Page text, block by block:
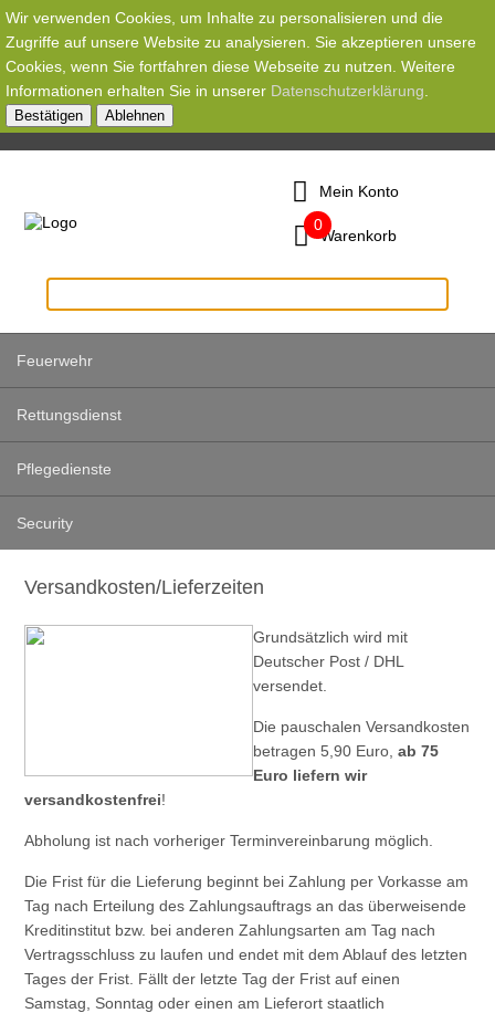
Wir verwenden Cookies, um Inhalte zu personalisieren und die
Zugriffe auf unsere Website zu analysieren. Sie akzeptieren unsere
Cookies, wenn Sie fortfahren diese Webseite zu nutzen. Weitere
Informationen erhalten Sie in unserer Datenschutzerklärung
Bestätigen Ablehnen
Mein Konto
0
Warenkorb
Feuerwehr
Rettungsdienst
Pflegedienste
Security
Versandkosten/Lieferzeiten
Grundsätzlich wird mit
Deutscher Post / DHL
versendet.
Die pauschalen Versandkosten
betragen 5,90 Euro,ab 75
Euro liefern wir
versandkostenfrei!
Abholung ist nach vorheriger Terminvereinbarung möglich.
Die Frist für die Lieferung beginnt bei Zahlung per Vorkasse am
Tag nach Erteilung des Zahlungsauftrags an das überweisende
Kreditinstitut bzw. bei anderen Zahlungsarten am Tag nach
Vertragsschluss zu laufen und endet mit dem Ablauf des letzten
Tages der Frist. Fällt der letzte Tag der Frist auf einen
Samstag, Sonntag oder einen am Lieferort staatlich